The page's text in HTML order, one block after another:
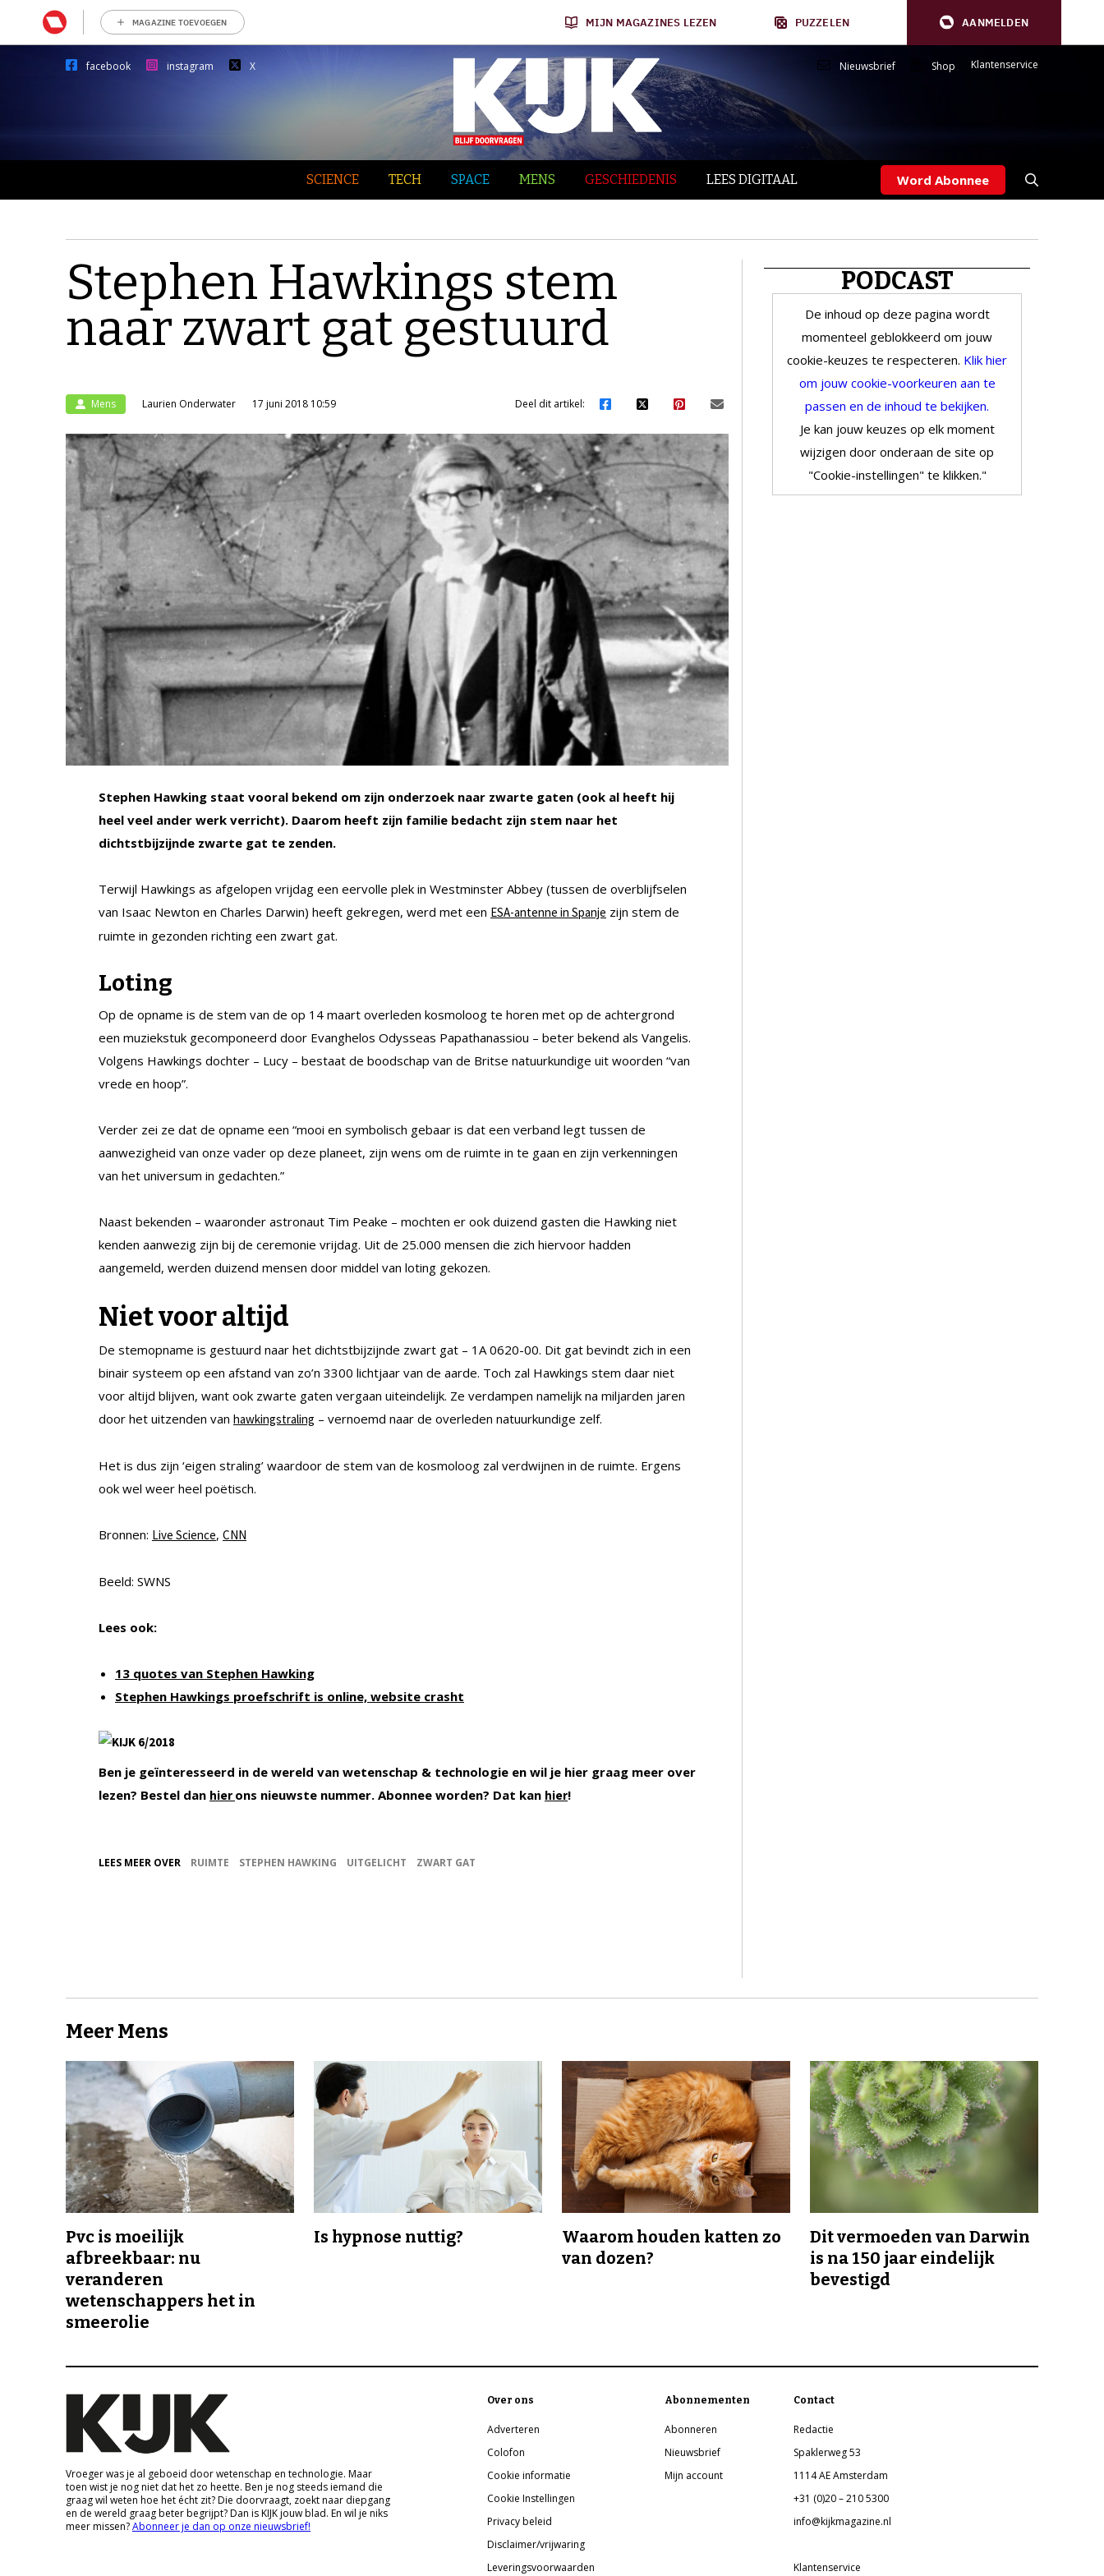
MAGAZINE TOEVOEGEN MIJN MAGAZINES LEZEN PUZZELEN AANMELDEN
facebook instagram X Nieuwsbrief Shop Klantenservice
SCIENCE TECH SPACE MENS GESCHIEDENIS LEES DIGITAAL Word Abonnee
Stephen Hawkings stem
naar zwart gat gestuurd
Mens Laurien Onderwater 17 juni 2018 10:59 Deel dit artikel:
Stephen Hawking staat vooral bekend om zijn onderzoek naar zwarte gaten (ook al heeft hij
heel veel ander werk verricht). Daarom heeft zijn familie bedacht zijn stem naar het
dichtstbijzijnde zwarte gat te zenden.
Terwijl Hawkings as afgelopen vrijdag een eervolle plek in Westminster Abbey (tussen de overblijfselen
van Isaac Newton en Charles Darwin) heeft gekregen, werd met een ESA-antenne in Spanje zijn stem de
ruimte in gezonden richting een zwart gat.
Loting
Op de opname is de stem van de op 14 maart overleden kosmoloog te horen met op de achtergrond
een muziekstuk gecomponeerd door Evanghelos Odysseas Papathanassiou – beter bekend als Vangelis.
Volgens Hawkings dochter – Lucy – bestaat de boodschap van de Britse natuurkundige uit woorden “van
vrede en hoop”.
Verder zei ze dat de opname een “mooi en symbolisch gebaar is dat een verband legt tussen de
aanwezigheid van onze vader op deze planeet, zijn wens om de ruimte in te gaan en zijn verkenningen
van het universum in gedachten.”
Naast bekenden – waaronder astronaut Tim Peake – mochten er ook duizend gasten die Hawking niet
kenden aanwezig zijn bij de ceremonie vrijdag. Uit de 25.000 mensen die zich hiervoor hadden
aangemeld, werden duizend mensen door middel van loting gekozen.
Niet voor altijd
De stemopname is gestuurd naar het dichtstbijzijnde zwart gat – 1A 0620-00. Dit gat bevindt zich in een
binair systeem op een afstand van zo’n 3300 lichtjaar van de aarde. Toch zal Hawkings stem daar niet
voor altijd blijven, want ook zwarte gaten vergaan uiteindelijk. Ze verdampen namelijk na miljarden jaren
door het uitzenden van hawkingstraling – vernoemd naar de overleden natuurkundige zelf.
Het is dus zijn ‘eigen straling’ waardoor de stem van de kosmoloog zal verdwijnen in de ruimte. Ergens
ook wel weer heel poëtisch.
Bronnen: Live Science, CNN
Beeld: SWNS
Lees ook:
13 quotes van Stephen Hawking
Stephen Hawkings proefschrift is online, website crasht
Ben je geïnteresseerd in de wereld van wetenschap & technologie en wil je hier graag meer over
lezen? Bestel dan hier ons nieuwste nummer. Abonnee worden? Dat kan hier!
LEES MEER OVER RUIMTE STEPHEN HAWKING UITGELICHT ZWART GAT
PODCAST
De inhoud op deze pagina wordt
momenteel geblokkeerd om jouw
cookie-keuzes te respecteren. Klik hier
om jouw cookie-voorkeuren aan te
passen en de inhoud te bekijken.
Je kan jouw keuzes op elk moment
wijzigen door onderaan de site op
"Cookie-instellingen" te klikken."
Meer Mens
Pvc is moeilijk
afbreekbaar: nu
veranderen
wetenschappers het in
smeerolie
Is hypnose nuttig?
Waarom houden katten zo
van dozen?
Dit vermoeden van Darwin
is na 150 jaar eindelijk
bevestigd
Vroeger was je al geboeid door wetenschap en technologie. Maar
toen wist je nog niet dat het zo heette. Ben je nog steeds iemand die
graag wil weten hoe het écht zit? Die doorvraagt, zoekt naar diepgang
en de wereld graag beter begrijpt? Dan is KIJK jouw blad. En wil je niks
meer missen?Abonneer je dan op onze nieuwsbrief!
Over ons
Adverteren
Colofon
Cookie informatie
Cookie Instellingen
Privacy beleid
Disclaimer/vrijwaring
Leveringsvoorwaarden
Abonnementen
Abonneren
Nieuwsbrief
Mijn account
Contact
Redactie
Spaklerweg 53
1114 AE Amsterdam
+31 (0)20 – 210 5300
info@kijkmagazine.nl
Klantenservice